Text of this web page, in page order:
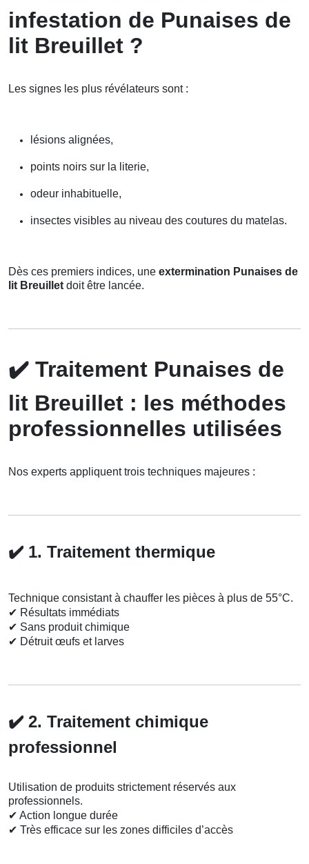
infestation de Punaises de
lit Breuillet ?
Les signes les plus révélateurs sont :
lésions alignées,
points noirs sur la literie,
odeur inhabituelle,
insectes visibles au niveau des coutures du matelas.
Dès ces premiers indices, une extermination Punaises de
lit Breuillet doit être lancée.
✔️ Traitement Punaises de
lit Breuillet : les méthodes
professionnelles utilisées
Nos experts appliquent trois techniques majeures :
✔️ 1. Traitement thermique
Technique consistant à chauffer les pièces à plus de 55°C.
✔ Résultats immédiats
✔ Sans produit chimique
✔ Détruit œufs et larves
✔️ 2. Traitement chimique
professionnel
Utilisation de produits strictement réservés aux
professionnels.
✔ Action longue durée
✔ Très efficace sur les zones difficiles d’accès